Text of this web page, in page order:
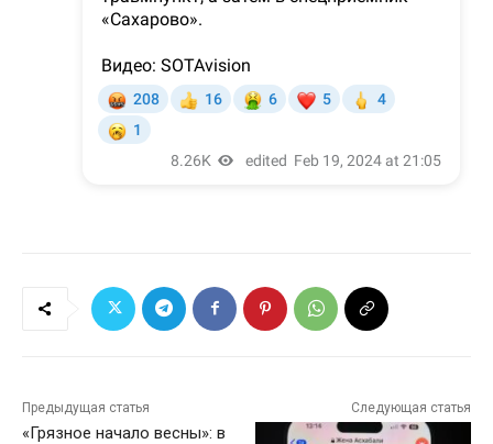
Предыдущая статья
«Грязное начало весны»: в
Следующая статья